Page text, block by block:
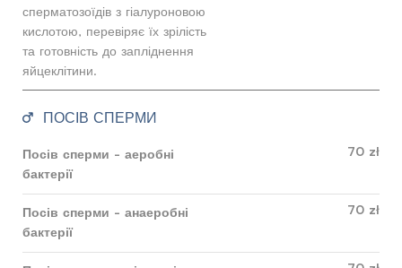
сперматозоїдів з гіалуроновою
кислотою, перевіряє їх зрілість
та готовність до запліднення
яйцеклітини.
ПОСІВ СПЕРМИ
Посів сперми - аеробні
бактерії
70 zł
Посів сперми - анаеробні
бактерії
70 zł